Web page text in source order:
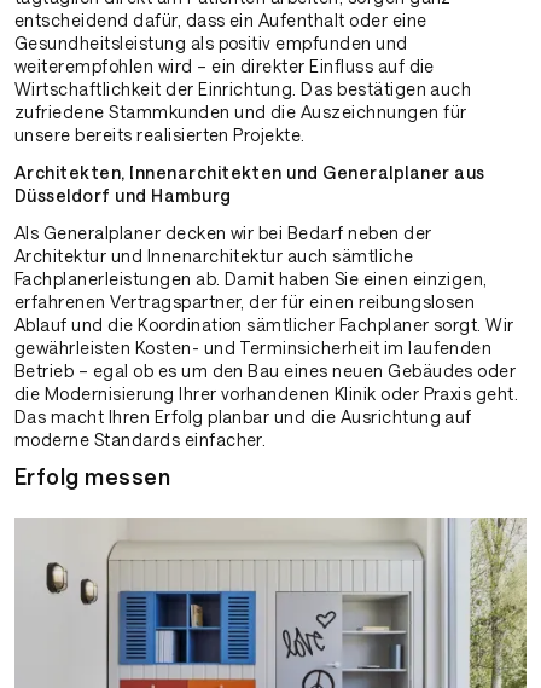
entscheidend dafür, dass ein Aufenthalt oder eine
Gesundheitsleistung als positiv empfunden und
weiterempfohlen wird – ein direkter Einfluss auf die
Wirtschaftlichkeit der Einrichtung. Das bestätigen auch
zufriedene Stammkunden und die Auszeichnungen für
unsere bereits realisierten Projekte.
Architekten, Innenarchitekten und Generalplaner aus
Düsseldorf und Hamburg
Als Generalplaner decken wir bei Bedarf neben der
Architektur und Innenarchitektur auch sämtliche
Fachplanerleistungen ab. Damit haben Sie einen einzigen,
erfahrenen Vertragspartner, der für einen reibungslosen
Ablauf und die Koordination sämtlicher Fachplaner sorgt. Wir
gewährleisten Kosten- und Terminsicherheit im laufenden
Betrieb – egal ob es um den Bau eines neuen Gebäudes oder
die Modernisierung Ihrer vorhandenen Klinik oder Praxis geht.
Das macht Ihren Erfolg planbar und die Ausrichtung auf
moderne Standards einfacher.
Erfolg messen